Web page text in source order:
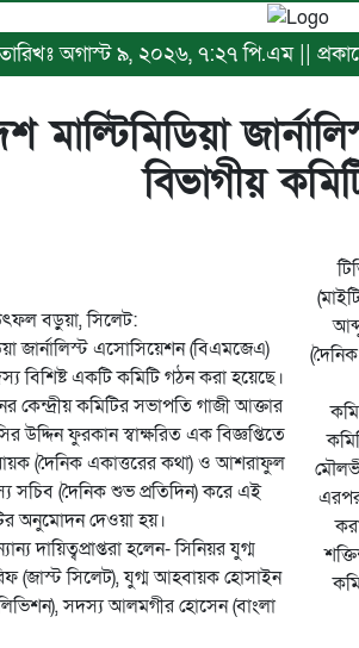
তারিখঃ অগাস্ট ৯, ২০২৬, ৭:২৭ পি.এম ||
মাল্টিমিডিয়া
বিভাগীয়
বড়ুয়া, সিলেট:
জার্নালিস্ট এসোসিয়েশন (বিএমজেএ)
বিশিষ্ট একটি কমিটি গঠন করা হয়েছে।
কেন্দ্রীয় কমিটির সভাপতি গাজী আক্তার
উদ্দিন ফুরকান স্বাক্ষরিত এক বিজ্ঞপ্তিতে
(দৈনিক একাত্তরের কথা) ও আশরাফুল
সচিব (দৈনিক শুভ প্রতিদিন) করে এই
অনুমোদন দেওয়া হয়।
দায়িত্বপ্রাপ্তরা হলেন- সিনিয়র যুগ্ম
সিলেট), যুগ্ম আহবায়ক হোসাইন
সদস্য আলমগীর হোসেন (বাংলা
এরপর